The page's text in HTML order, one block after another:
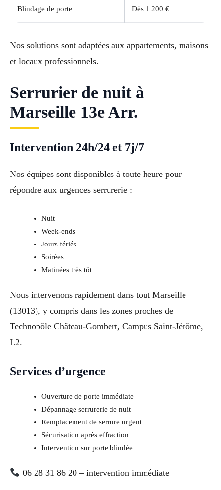
Blindage de porte Dès 1 200 €
Nos solutions sont adaptées aux appartements, maisons
et locaux professionnels.
Serrurier de nuit à
Marseille 13e Arr.
Intervention 24h/24 et 7j/7
Nos équipes sont disponibles à toute heure pour
répondre aux urgences serrurerie :
Nuit
Week-ends
Jours fériés
Soirées
Matinées très tôt
Nous intervenons rapidement dans tout Marseille
(13013), y compris dans les zones proches de
Technopôle Château-Gombert, Campus Saint-Jérôme,
L2.
Services d’urgence
Ouverture de porte immédiate
Dépannage serrurerie de nuit
Remplacement de serrure urgent
Sécurisation après effraction
Intervention sur porte blindée
06 28 31 86 20 – intervention immédiate